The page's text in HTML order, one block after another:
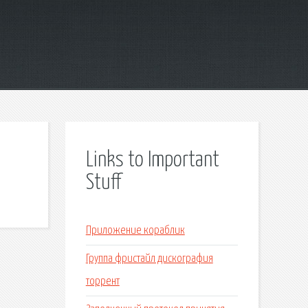
Links to Important
Stuff
Приложение кораблик
Группа фристайл дискография
торрент